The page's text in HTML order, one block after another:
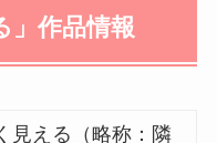
」作品情報
見える（略称：隣